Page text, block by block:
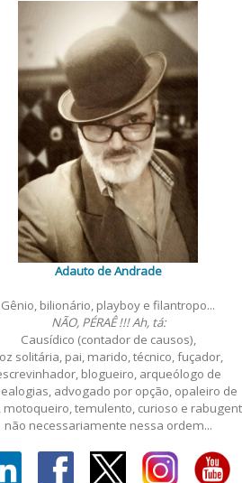
Adauto de Andrade
Gênio, bilionário, playboy e filantropo...
NÃO, PÉRAÊ !!! Ah, tá:
Causídico (contador de causos),
solitária, pai, marido, técnico, fuçador,
blogueiro, arqueólogo de
advogado por opção, opaleiro de
motoqueiro, temulento, curioso e
não necessariamente nessa ordem...